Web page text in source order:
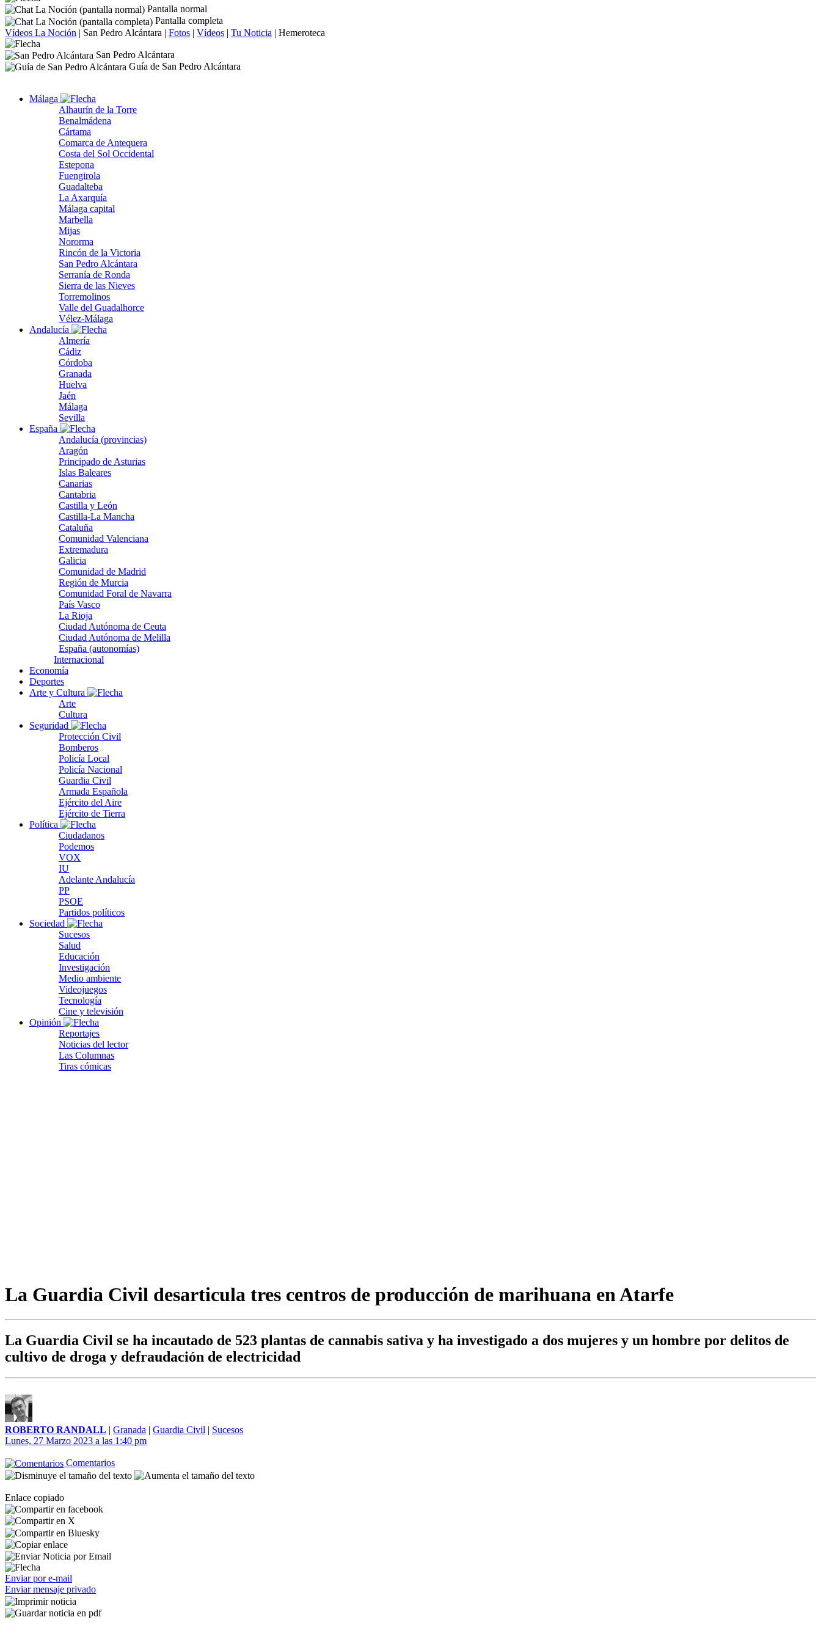
Pantalla normal
Pantalla completa
Vídeos La Noción | San Pedro Alcántara | Fotos | Vídeos | Tu Noticia | Hemeroteca
San Pedro Alcántara
Guía de San Pedro Alcántara
Málaga
Alhaurín de la Torre
Benalmádena
Cártama
Comarca de Antequera
Costa del Sol Occidental
Estepona
Fuengirola
Guadalteba
La Axarquía
Málaga capital
Marbella
Mijas
Nororma
Rincón de la Victoria
San Pedro Alcántara
Serranía de Ronda
Sierra de las Nieves
Torremolinos
Valle del Guadalhorce
Vélez-Málaga
Andalucía
Almería
Cádiz
Córdoba
Granada
Huelva
Jaén
Málaga
Sevilla
España
Andalucía (provincias)
Aragón
Principado de Asturias
Islas Baleares
Canarias
Cantabria
Castilla y León
Castilla-La Mancha
Cataluña
Comunidad Valenciana
Extremadura
Galicia
Comunidad de Madrid
Región de Murcia
Comunidad Foral de Navarra
País Vasco
La Rioja
Ciudad Autónoma de Ceuta
Ciudad Autónoma de Melilla
España (autonomías)
Internacional
Economía
Deportes
Arte y Cultura
Arte
Cultura
Seguridad
Protección Civil
Bomberos
Policía Local
Policía Nacional
Guardia Civil
Armada Española
Ejército del Aire
Ejército de Tierra
Política
Ciudadanos
Podemos
VOX
IU
Adelante Andalucía
PP
PSOE
Partidos políticos
Sociedad
Sucesos
Salud
Educación
Investigación
Medio ambiente
Videojuegos
Tecnología
Cine y televisión
Opinión
Reportajes
Noticias del lector
Las Columnas
Tiras cómicas
La Guardia Civil desarticula tres centros de producción de marihuana en Atarfe
La Guardia Civil se ha incautado de 523 plantas de cannabis sativa y ha investigado a dos mujeres y un hombre por delitos de
cultivo de droga y defraudación de electricidad
ROBERTO RANDALL | Granada | Guardia Civil | Sucesos
Lunes, 27 Marzo 2023 a las 1:40 pm
Comentarios
Enlace copiado
Enviar por e-mail
Enviar mensaje privado